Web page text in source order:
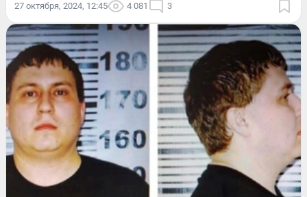
27 октября, 2024, 12:45 4 081 3